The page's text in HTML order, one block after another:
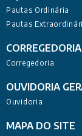
Pautas Ordinária
Pautas
Corregedoria
OUVIDORIA
Ouvidoria
MAPA DO SITE